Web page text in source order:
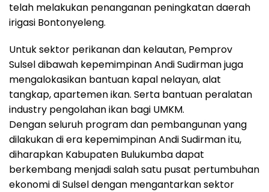
telah melakukan penanganan peningkatan daerah
irigasi Bontonyeleng.
Untuk sektor perikanan dan kelautan, Pemprov
Sulsel dibawah kepemimpinan Andi Sudirman juga
mengalokasikan bantuan kapal nelayan, alat
tangkap, apartemen ikan. Serta bantuan peralatan
industry pengolahan ikan bagi UMKM.
Dengan seluruh program dan pembangunan yang
dilakukan di era kepemimpinan Andi Sudirman itu,
diharapkan Kabupaten Bulukumba dapat
berkembang menjadi salah satu pusat pertumbuhan
ekonomi di Sulsel dengan mengantarkan sektor